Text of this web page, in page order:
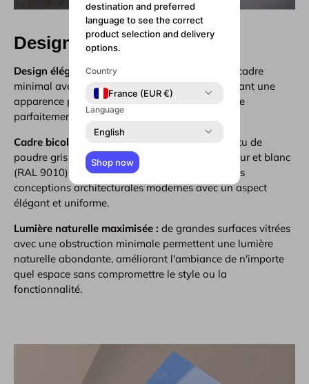
Design et esthétique
Design élégant et contemporain :
présente un cadre
minimal avec une finition affleurante, garantissant une
apparence propre et contemporaine qui s'intègre
parfaitement dans divers styles architecturaux.
Cadre bicolore :
le cadre en aluminium est revêtu de
poudre gris anthracite (RAL 7016) pour l'extérieur et blanc
(RAL 9010) pour l'intérieur, mettant en valeur les
conceptions architecturales modernes avec un aspect
élégant et uniforme.
Lumière naturelle maximisée : de grandes surfaces vitrées
avec une obstruction minimale permettent une lumière
naturelle abondante, améliorant l'ambiance de n'importe
quel espace sans compromettre le style ou la
fonctionnalité.
destination and preferred
language to see the correct
product selection and delivery
options.
Country
France (EUR €)
Language
English
Shop now